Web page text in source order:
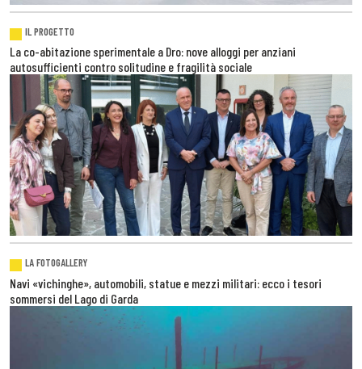
IL PROGETTO
La co-abitazione sperimentale a Dro: nove alloggi per anziani
autosufficienti contro solitudine e fragilità sociale
LA FOTOGALLERY
Navi «vichinghe», automobili, statue e mezzi militari: ecco i tesori
sommersi del Lago di Garda